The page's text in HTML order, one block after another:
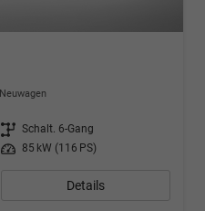
Neuwagen
Getriebe Schalt. 6-Gang
Leistung 85 kW (116 PS)
Details